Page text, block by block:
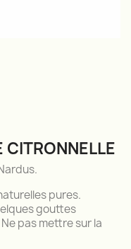
CITRONNELLE
pures.
gouttes
pas mettre sur la